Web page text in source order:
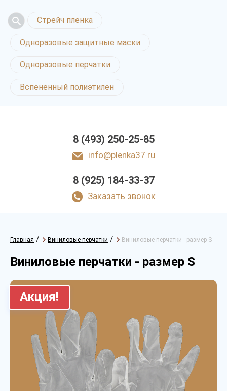
Стрейч пленка
Одноразовые защитные маски
Одноразовые перчатки
Вспененный полиэтилен
8 (493) 250-25-85
info@plenka37.ru
8 (925) 184-33-37
Заказать звонок
Главная / Виниловые перчатки / Виниловые перчатки - размер S
Виниловые перчатки - размер S
Акция!